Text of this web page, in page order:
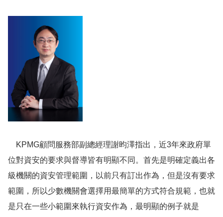
KPMG顧問服務部副總經理謝昀澤指出，近3年來政府單
位對資安的要求與督導皆有明顯不同。首先是明確定義出各
級機關的資安管理範圍，以前只有訂出作為，但是沒有要求
範圍，所以少數機關會選擇用最簡單的方式符合規範，也就
是只在一些小範圍來執行資安作為，最明顯的例子就是